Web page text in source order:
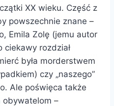
XX wieku. Część z
powszechnie znane –
Emila Zolę (jemu autor
ciekawy rozdział
była morderstwem
czy „naszego”
Ale poświęca także
obywatelom –